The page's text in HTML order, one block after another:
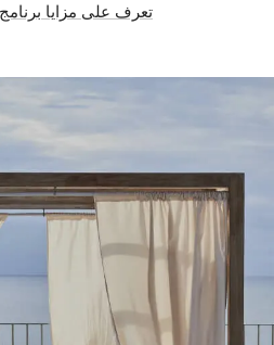
تعرف على مزايا برنامج